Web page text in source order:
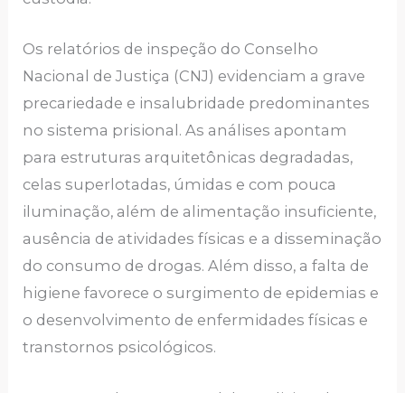
Os relatórios de inspeção do Conselho
Nacional de Justiça (CNJ) evidenciam a grave
precariedade e insalubridade predominantes
no sistema prisional. As análises apontam
para estruturas arquitetônicas degradadas,
celas superlotadas, úmidas e com pouca
iluminação, além de alimentação insuficiente,
ausência de atividades físicas e a disseminação
do consumo de drogas. Além disso, a falta de
higiene favorece o surgimento de epidemias e
o desenvolvimento de enfermidades físicas e
transtornos psicológicos.